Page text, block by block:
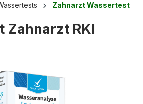
Zahnarzt Wassertest
Zahnarzt RKI